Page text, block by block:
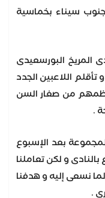
سيناء بخماسية
المريخ البورسعيدى
اللاعبين الجدد
من صغار السن
.
بعد الإسبوع
و لكن تعاملنا
نسعى إليه و هدفنا
.